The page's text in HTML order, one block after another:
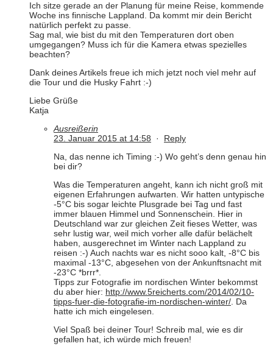
Ich sitze gerade an der Planung für meine Reise, kommende
Woche ins finnische Lappland. Da kommt mir dein Bericht
natürlich perfekt zu passe.
Sag mal, wie bist du mit den Temperaturen dort oben
umgegangen? Muss ich für die Kamera etwas spezielles
beachten?
Dank deines Artikels freue ich mich jetzt noch viel mehr auf
die Tour und die Husky Fahrt :-)
Liebe Grüße
Katja
Ausreißerin
23. Januar 2015 at 14:58 · Reply
Na, das nenne ich Timing :-) Wo geht’s denn genau hin
bei dir?
Was die Temperaturen angeht, kann ich nicht groß mit
eigenen Erfahrungen aufwarten. Wir hatten untypische
-5°C bis sogar leichte Plusgrade bei Tag und fast
immer blauen Himmel und Sonnenschein. Hier in
Deutschland war zur gleichen Zeit fieses Wetter, was
sehr lustig war, weil mich vorher alle dafür belächelt
haben, ausgerechnet im Winter nach Lappland zu
reisen :-) Auch nachts war es nicht sooo kalt, -8°C bis
maximal -13°C, abgesehen von der Ankunftsnacht mit
-23°C *brrr*.
Tipps zur Fotografie im nordischen Winter bekommst
du aber hier: http://www.5reicherts.com/2014/02/10-
tipps-fuer-die-fotografie-im-nordischen-winter/. Da
hatte ich mich eingelesen.
Viel Spaß bei deiner Tour! Schreib mal, wie es dir
gefallen hat, ich würde mich freuen!